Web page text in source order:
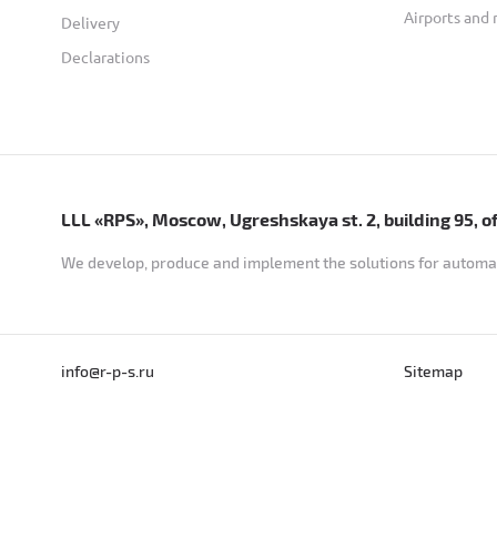
Delivery
Declarations
Airports and
LLL «RPS», Moscow, Ugreshskaya st. 2, building 95,
We develop, produce and implement the solutions for
info@r-p-s.ru Sitemap